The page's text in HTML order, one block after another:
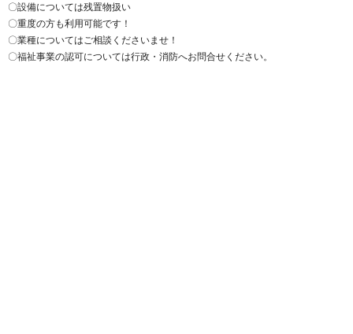
〇設備については残置物扱い
〇重度の方も利用可能です！
〇業種についてはご相談くださいませ！
〇福祉事業の認可については行政・消防へお問合せください。